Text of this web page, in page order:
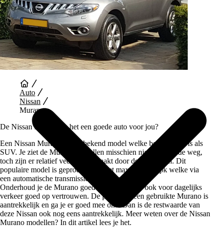
Auto Diensten
Auto
Nissan
Murano
De Nissan Murano, is het een goede auto voor jou?
Een Nissan Murano is een bekend model welke beschikbaar is als
SUV. Je ziet de Murano modellen misschien niet vaak op de weg,
toch zijn er relatief veel van gemaakt door de jaren heen. Dit
populaire model is geproduceerd met maximaal 256pk welke via
een automatische transmissie bij de wielen komt.
Onderhoud je de Murano goed? Dan kun je er ook voor dagelijks
verkeer goed op vertrouwen. De prijs voor een gebruikte Murano is
aantrekkelijk en ga je er goed mee om? Dan is de restwaarde van
deze Nissan ook nog eens aantrekkelijk. Meer weten over de Nissan
Murano modellen? In dit artikel lees je het.